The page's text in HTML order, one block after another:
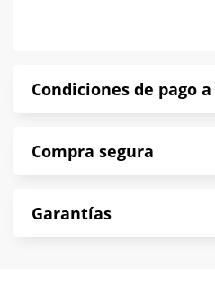
Condiciones de pago
puntualmente. Al finalizar
*Sujeto a aprobación de
norma de Muebles América.
Compra segura
compra es segura de
Garantías